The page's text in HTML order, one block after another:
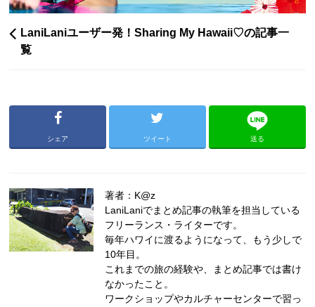
LaniLaniユーザー発！Sharing My Hawaii♡の記事一
覧
シェア ツイート 送る
著者：K@z
LaniLaniでまとめ記事の執筆を担当している
フリーランス・ライターです。
毎年ハワイに渡るようになって、もう少しで
10年目。
これまでの旅の経験や、まとめ記事では書け
なかったこと。
ワークショップやカルチャーセンターで習っ